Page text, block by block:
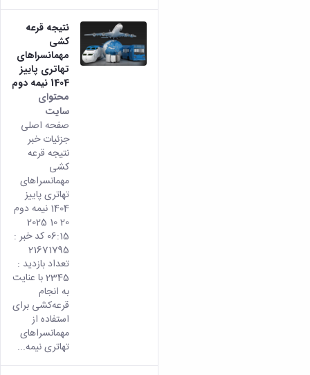
نتیجه قرعه
کشی
مهمانسراهای
تهاتری پاییز
1404 نیمه دوم
محتوای
سایت
صفحه اصلی
جزئیات خبر
نتیجه قرعه
کشی
مهمانسراهای
تهاتری پاییز
1404 نیمه دوم
20 10 2025
06:15 کد خبر :
21671795
تعداد بازدید :
2345 با عنایت
به انجام
قرعه‌کشی برای
استفاده از
مهمانسراهای
تهاتری نیمه...